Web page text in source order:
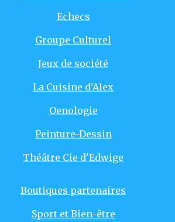
Echecs
Groupe Culturel
Jeux de société
La Cuisine d'Alex
Oenologie
Peinture-Dessin
Théâtre Cie d'Edwige
Boutiques partenaires
Sport et Bien-être